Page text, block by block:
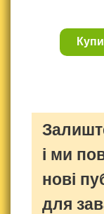
і ми
нові
для